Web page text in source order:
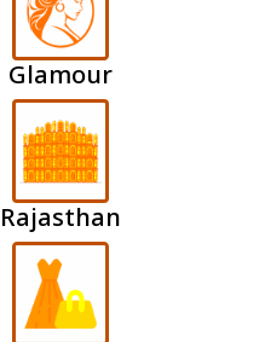
Glamour
Rajasthan